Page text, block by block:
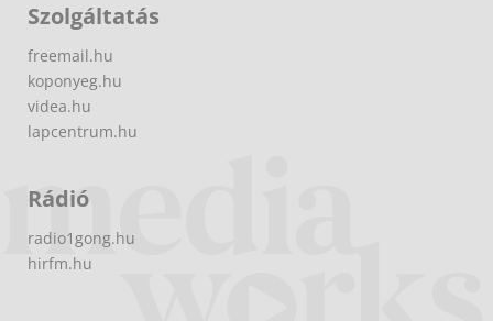
Szolgáltatás
freemail.hu
koponyeg.hu
videa.hu
lapcentrum.hu
Rádió
radio1gong.hu
hirfm.hu